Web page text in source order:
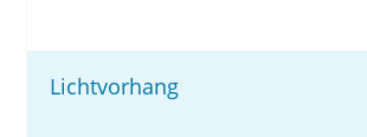
Lichtvorhang